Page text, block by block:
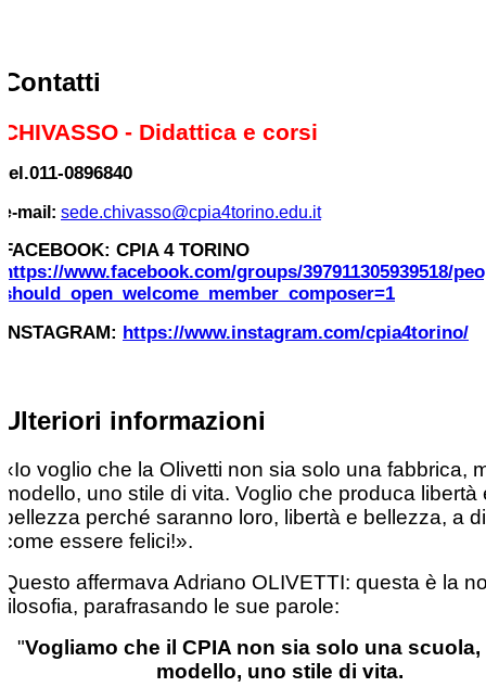
Contatti
CHIVASSO - Didattica e corsi
tel.011-0896840
e-mail: sede.chivasso@cpia4torino.edu.it
FACEBOOK: CPIA 4 TORINO
https://www.facebook.com/groups/397911305939518/
should_open_welcome_member_composer=1
INSTAGRAM: https://www.instagram.com/cpia4torino/
Ulteriori informazioni
«Io voglio che la Olivetti non sia solo una fabbrica,
modello, uno stile di vita. Voglio che produca libertà
bellezza perché saranno loro, libertà e bellezza, a
come essere felici!».
Questo affermava Adriano OLIVETTI: questa è la
filosofia, parafrasando le sue parole:
"Vogliamo che il CPIA non sia solo una scuola,
modello, uno stile di vita.